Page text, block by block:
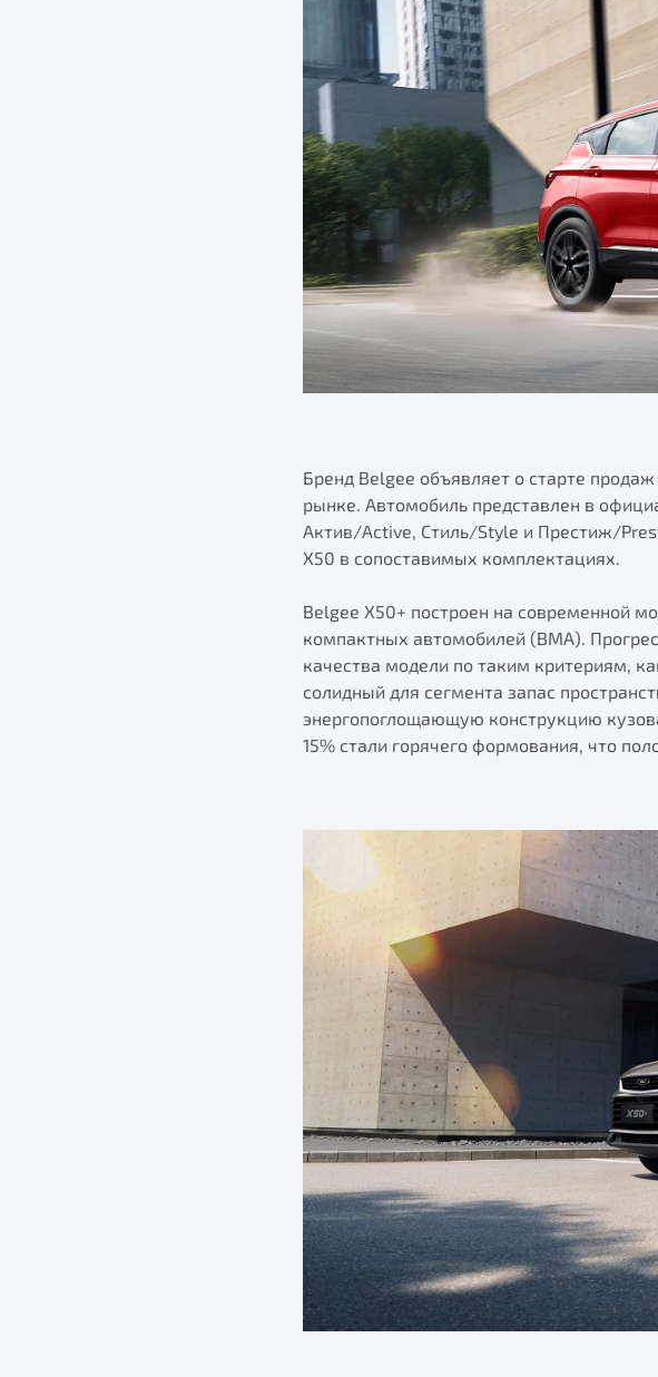
Бренд Belgee объявляет о старте
рынке. Автомобиль представлен в
Актив/Active, Стиль/Style и Престиж/
X50 в сопоставимых комплектациях.
Belgee Х50+ построен на современной
компактных автомобилей (BMA).
качества модели по таким критериям,
солидный для сегмента запас
энергопоглощающую конструкцию
15% стали горячего формования, что